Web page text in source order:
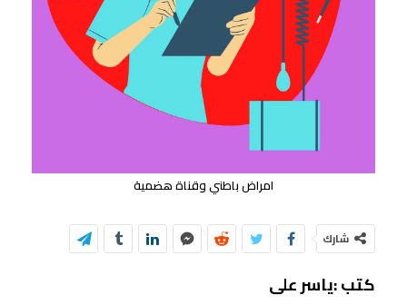
امراض باطني وقناة هضمية
شارك
كتب :ياسر على